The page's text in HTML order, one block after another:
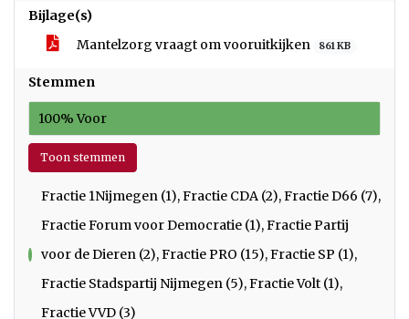
Bijlage(s)
Mantelzorg vraagt om vooruitkijken
861 KB
Stemmen
100% Voor
Toon stemmen
Fractie 1Nijmegen (1), Fractie CDA (2), Fractie D66 (7),
Fractie Forum voor Democratie (1), Fractie Partij
voor de Dieren (2), Fractie PRO (15), Fractie SP (1),
Fractie Stadspartij Nijmegen (5), Fractie Volt (1),
Fractie VVD (3)